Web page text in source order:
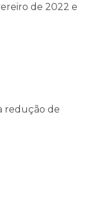
de 2022 e
redução de